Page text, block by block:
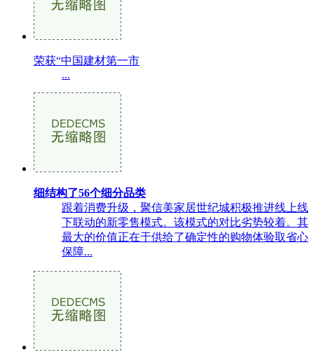
荣获“中国建材第一市
...
细结构了56个细分品类
跟着消费升级，聚信美家居世纪城积极推进线上线
下联动的新零售模式。该模式的对比劣势较着。其
最大的价值正在于供给了确定性的购物体验取省心
保障...